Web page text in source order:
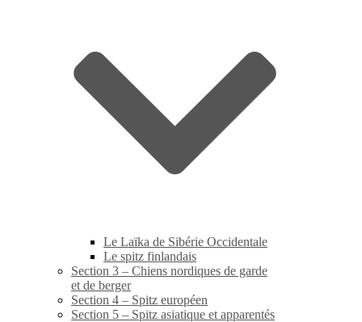
Le Laïka de Sibérie Occidentale
Le spitz finlandais
Section 3 – Chiens nordiques de garde
et de berger
Section 4 – Spitz européen
Section 5 – Spitz asiatique et apparentés